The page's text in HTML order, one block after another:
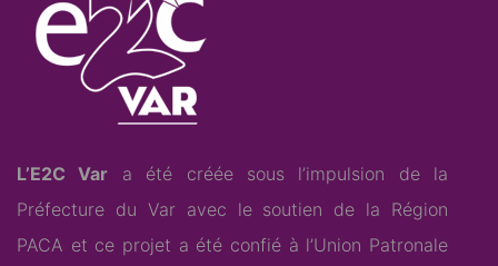
L’E2C Var a été créée sous l’impulsion de la
Préfecture du Var avec le soutien de la Région
PACA et ce projet a été confié à l’Union Patronale